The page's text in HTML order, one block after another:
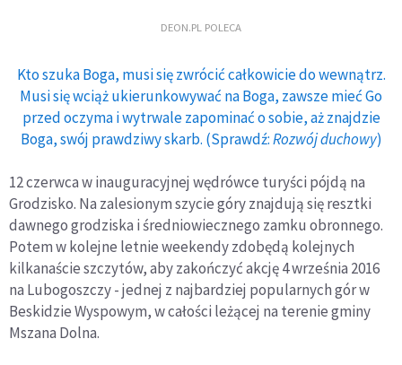
DEON.PL POLECA
Kto szuka Boga, musi się zwrócić całkowicie do wewnątrz.
Musi się wciąż ukierunkowywać na Boga, zawsze mieć Go
przed oczyma i wytrwale zapominać o sobie, aż znajdzie
Boga, swój prawdziwy skarb. (Sprawdź:Rozwój duchowy)
12 czerwca w inauguracyjnej wędrówce turyści pójdą na
Grodzisko. Na zalesionym szycie góry znajdują się resztki
dawnego grodziska i średniowiecznego zamku obronnego.
Potem w kolejne letnie weekendy zdobędą kolejnych
kilkanaście szczytów, aby zakończyć akcję 4 września 2016
na Lubogoszczy - jednej z najbardziej popularnych gór w
Beskidzie Wyspowym, w całości leżącej na terenie gminy
Mszana Dolna.